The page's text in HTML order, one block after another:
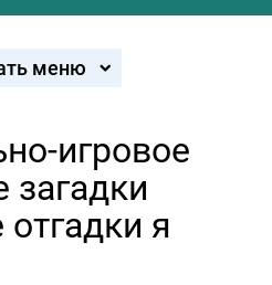
меню
игровое
загадки
я